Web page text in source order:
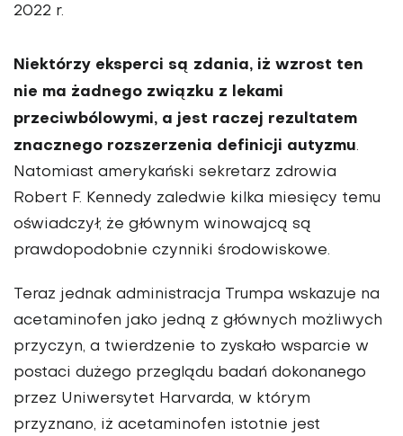
2022 r.
Niektórzy eksperci są zdania, iż wzrost ten
nie ma żadnego związku z lekami
przeciwbólowymi, a jest raczej rezultatem
znacznego rozszerzenia definicji autyzmu.
Natomiast amerykański sekretarz zdrowia
Robert F. Kennedy zaledwie kilka miesięcy temu
oświadczył, że głównym winowajcą są
prawdopodobnie czynniki środowiskowe.
Teraz jednak administracja Trumpa wskazuje na
acetaminofen jako jedną z głównych możliwych
przyczyn, a twierdzenie to zyskało wsparcie w
postaci dużego przeglądu badań dokonanego
przez Uniwersytet Harvarda, w którym
przyznano, iż acetaminofen istotnie jest